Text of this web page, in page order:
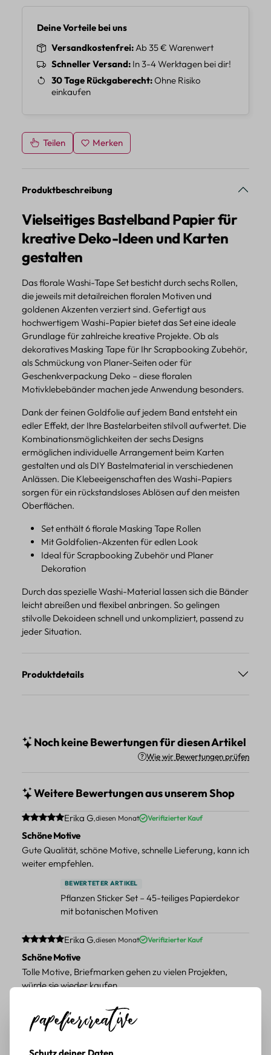
Deine Vorteile bei uns
Versandkostenfrei Ab 35 € Warenwert
Schneller Versand In 3-4 Werktagen bei dir!
30 Tage Rückgaberecht Ohne Risiko
einkaufen
Teilen Merken
Produktbeschreibung
Vielseitiges Bastelband Papier für
kreative Deko-Ideen und Karten
gestalten
Das florale Washi-Tape Set besticht durch sechs Rollen,
die jeweils mit detailreichen floralen Motiven und
goldenen Akzenten verziert sind. Gefertigt aus
hochwertigem Washi-Papier bietet das Set eine ideale
Grundlage für zahlreiche kreative Projekte. Ob als
dekoratives Masking Tape für Ihr Scrapbooking Zubehör,
als Schmückung von Planer-Seiten oder für
Geschenkverpackung Deko – diese floralen
Motivklebebänder machen jede Anwendung besonders.
Dank der feinen Goldfolie auf jedem Band entsteht ein
edler Effekt, der Ihre Bastelarbeiten stilvoll aufwertet. Die
Kombinationsmöglichkeiten der sechs Designs
ermöglichen individuelle Arrangement beim Karten
gestalten und als DIY Bastelmaterial in verschiedenen
Anlässen. Die Klebeeigenschaften des Washi-Papiers
sorgen für ein rückstandsloses Ablösen auf den meisten
Oberflächen.
Set enthält 6 florale Masking Tape Rollen
Mit Goldfolien-Akzenten für edlen Look
Ideal für Scrapbooking Zubehör und Planer
Dekoration
Durch das spezielle Washi-Material lassen sich die Bänder
leicht abreißen und flexibel anbringen. So gelingen
stilvolle Dekoideen schnell und unkompliziert, passend zu
jeder Situation.
Produktdetails
Noch keine Bewertungen für diesen Artikel
Wie wir Bewertungen prüfen
Weitere Bewertungen aus unserem Shop
Durchschnittliche Bewertung von 5 von 5 Sternen
Erika G.diesen Monat Verifizierter Kauf
Schöne Motive
Gute Qualität, schöne Motive, schnelle Lieferung, kann ich
weiter empfehlen.
BEWERTETER ARTIKEL
Pflanzen Sticker Set – 45-teiliges Papierdekor
mit botanischen Motiven
Durchschnittliche Bewertung von 5 von 5 Sternen
Erika G.diesen Monat Verifizierter Kauf
Schöne Motive
Tolle Motive, Briefmarken gehen zu vielen Projekten,
würde sie wieder kaufen.
BEWERTETER ARTIKEL
Retro Briefmarken Sticker Set – 45 Papier-
Sticker mit Wald- und Tiermotiven